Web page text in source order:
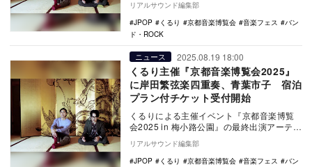
リアルサウンド編集部
JPOP
くるり 京都音楽博覧会 音楽フェス
バン
ド・ROCK
ニュース 2025.08.19 18:00
くるり主催『京都音楽博覧会2025』
に岸田繁弦楽四重奏、青葉市子 宿泊
プラン付チケット受付開始
くるりによる主催イベント『京都音楽博覧
会2025 in 梅小路公園』の最終出演アーティ
リアルサウンド編集部
JPOP
くるり 京都音楽博覧会 音楽フェス
バン